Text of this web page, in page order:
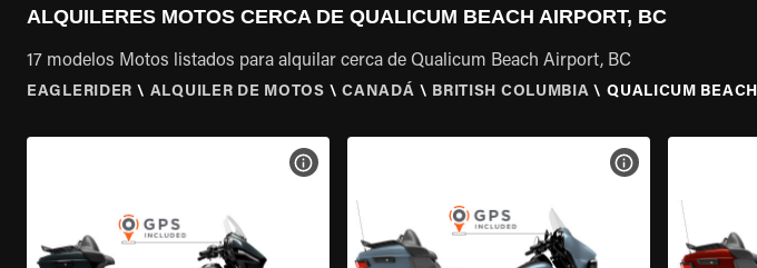
ALQUILERES MOTOS CERCA DE QUALICUM BEACH AIRPORT, BC
17 modelos Motos listados para alquilar cerca de Qualicum Beach Airport, BC
EAGLERIDER \ ALQUILER DE MOTOS \ CANADÁ \ BRITISH COLUMBIA \ QUALICUM
VER ESPECIFICACIONES DE LA MOTO VER